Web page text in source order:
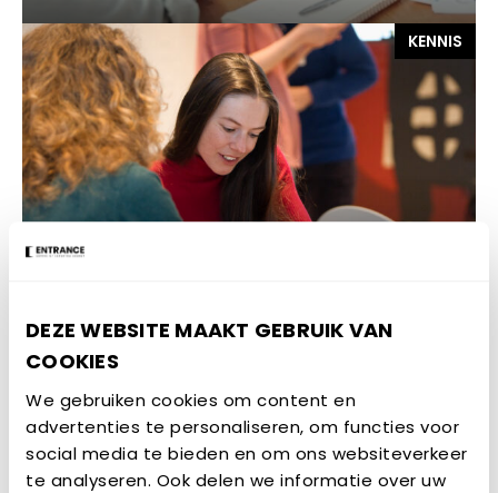
DEZE WEBSITE MAAKT GEBRUIK VAN
COOKIES
We gebruiken cookies om content en
advertenties te personaliseren, om functies voor
social media te bieden en om ons websiteverkeer
te analyseren. Ook delen we informatie over uw
KENNIS
Social Fingerprint: